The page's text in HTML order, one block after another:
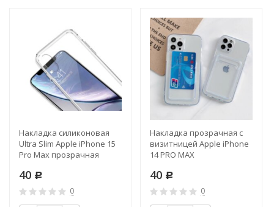
Накладка силиконовая
Ultra Slim Apple iPhone 15
Pro Max прозрачная
40 Р
0
Накладка прозрачная с
визитницей Apple iPhone
14 PRO MAX
40 Р
0